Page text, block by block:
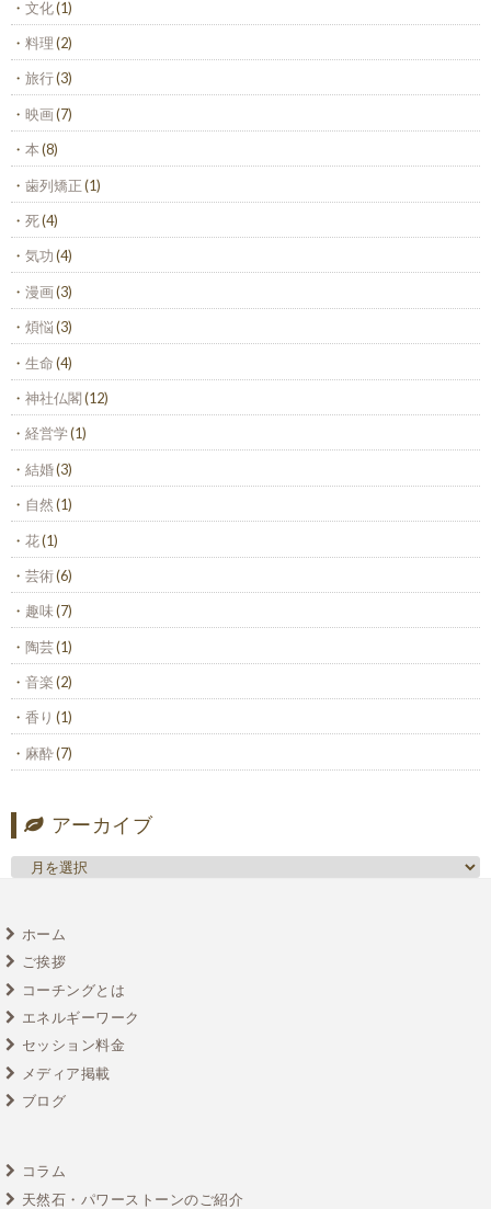
文化(1)
料理(2)
旅行(3)
映画(7)
本(8)
歯列矯正(1)
死(4)
気功(4)
漫画(3)
煩悩(3)
生命(4)
神社仏閣(12)
経営学(1)
結婚(3)
自然(1)
花(1)
芸術(6)
趣味(7)
陶芸(1)
音楽(2)
香り (1)
麻酔(7)
アーカイブ
ホーム
ご挨拶
コーチングとは
エネルギーワーク
セッション料金
メディア掲載
ブログ
コラム
天然石・パワーストーンのご紹介